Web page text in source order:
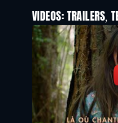
VIDEOS: TRAILERS,